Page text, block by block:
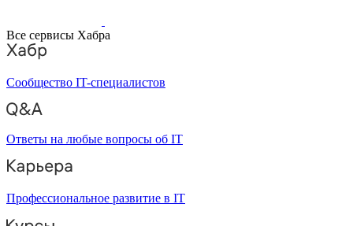
Все сервисы Хабра
Сообщество IT-специалистов
Ответы на любые вопросы об IT
Профессиональное развитие в IT